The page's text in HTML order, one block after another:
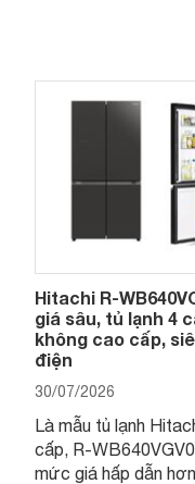
Hitachi R-
giá sâu, tủ lạnh 4
không cao cấp,
điện
30/07/2026
Là mẫu tủ lạnh
cấp, R-
mức giá hấp dẫn